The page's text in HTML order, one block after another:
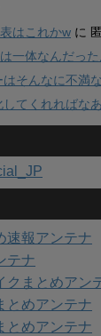
はこれかw に
一体なんだっ
はそんなに不満
してくれればな
速報アンテナ
テナ
クまとめアン
とめアンテナ
とめアンテナ